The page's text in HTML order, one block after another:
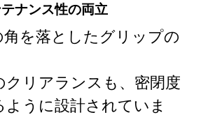
ナンス性の両立
を落としたグリップの
クリアランスも、密閉度
うに設計されていま